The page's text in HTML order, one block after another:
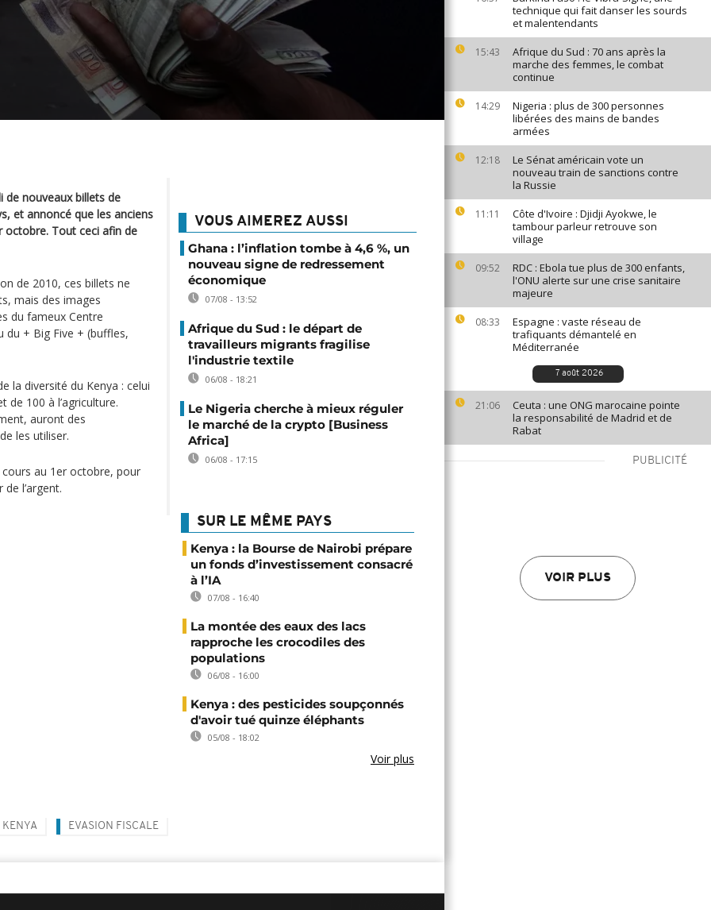
technique qui fait danser les sourds
et malentendants
15:43
Afrique du Sud : 70 ans après la
marche des femmes, le combat
continue
14:29
Nigeria : plus de 300 personnes
libérées des mains de bandes
armées
12:18
Le Sénat américain vote un
nouveau train de sanctions contre
la Russie
11:11
Côte d'Ivoire : Djidji Ayokwe, le
tambour parleur retrouve son
village
09:52
RDC : Ebola tue plus de 300 enfants,
l'ONU alerte sur une crise sanitaire
majeure
08:33
Espagne : vaste réseau de
trafiquants démantelé en
Méditerranée
7 août 2026
21:06
Ceuta : une ONG marocaine pointe
la responsabilité de Madrid et de
Rabat
PUBLICITÉ
VOIR PLUS
de nouveaux billets de
et annoncé que les anciens
octobre. Tout ceci afin de
de 2010, ces billets ne
mais des images
du fameux Centre
+ Big Five + (buffles,
la diversité du Kenya : celui
de 100 à l’agriculture.
auront des
les utiliser.
cours au 1er octobre, pour
l’argent.
VOUS AIMEREZ AUSSI
Ghana : l’inflation tombe à 4,6 %, un
nouveau signe de redressement
économique
07/08 - 13:52
Afrique du Sud : le départ de
travailleurs migrants fragilise
l'industrie textile
06/08 - 18:21
Le Nigeria cherche à mieux réguler
le marché de la crypto [Business
Africa]
06/08 - 17:15
SUR LE MÊME PAYS
Kenya : la Bourse de Nairobi prépare
un fonds d’investissement consacré
à l’IA
07/08 - 16:40
La montée des eaux des lacs
rapproche les crocodiles des
populations
06/08 - 16:00
Kenya : des pesticides soupçonnés
d'avoir tué quinze éléphants
05/08 - 18:02
Voir plus
KENYA EVASION FISCALE